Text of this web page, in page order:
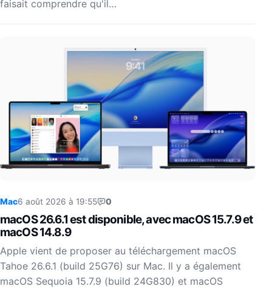
faisait comprendre qu'il…
Mac6 août 2026 à 19:55 0
macOS 26.6.1 est disponible, avec macOS 15.7.9 et
macOS 14.8.9
Apple vient de proposer au téléchargement macOS
Tahoe 26.6.1 (build 25G76) sur Mac. Il y a également
macOS Sequoia 15.7.9 (build 24G830) et macOS